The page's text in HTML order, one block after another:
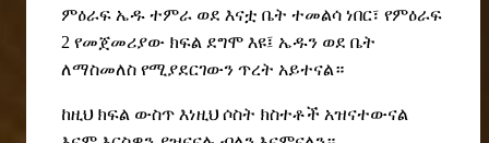
ምዕራፍ ኤዱ ተምራ ወደ እናቷ ቤት ተመልሳ ነበር፣ የምዕራፍ
2 የመጀመሪያው ክፍል ደግሞ እዩ፤ ኤዱን ወደ ቤት
ለማስመለስ የሚያደርገውን ጥረት አይተናል።
ከዚህ ክፍል ውስጥ እነዚህ ሶስት ክስተቶች አዝናተውናል